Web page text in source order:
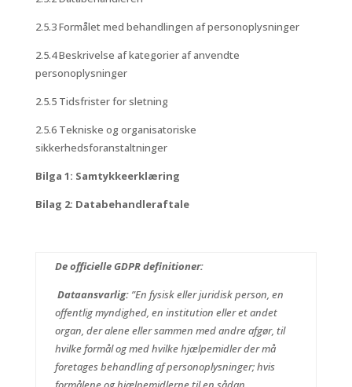
2.5.3 Formålet med behandlingen af personoplysninger
2.5.4 Beskrivelse af kategorier af anvendte
personoplysninger
2.5.5 Tidsfrister for sletning
2.5.6 Tekniske og organisatoriske
sikkerhedsforanstaltninger
Bilga 1: Samtykkeerklæring
Bilag 2: Databehandleraftale
De officielle GDPR definitioner:
Dataansvarlig:”En fysisk eller juridisk person, en
offentlig myndighed, en institution eller et andet
organ, der alene eller sammen med andre afgør, til
hvilke formål og med hvilke hjælpemidler der må
foretages behandling af personoplysninger; hvis